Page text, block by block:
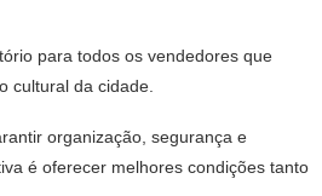
para todos os vendedores que
cultural da cidade.
organização, segurança e
é oferecer melhores condições tanto